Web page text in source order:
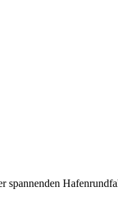
spannenden